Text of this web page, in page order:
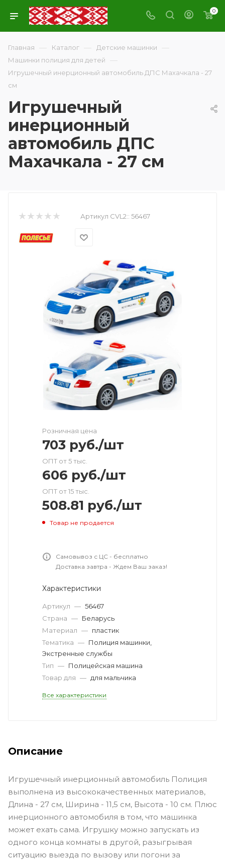
0
Главная — Каталог — Детские машинки —
Машинки полиция для детей —
Игрушечный инерционный автомобиль ДПС Махачкала - 27
см
Игрушечный
инерционный
автомобиль ДПС
Махачкала - 27 см
Артикул CVL2:: 56467
Розничная цена
703 руб./шт
ОПТ от 5 тыс.
606 руб./шт
ОПТ от 15 тыс.
508.81 руб./шт
Товар не продается
Самовывоз с ЦС - бесплатно
Доставка завтра - Ждем Ваш заказ!
Характеристики
Артикул — 56467
Страна — Беларусь
Материал — пластик
Тематика — Полиция машинки,
Экстренные службы
Тип — Полицейская машина
Товар для — для мальчика
Все характеристики
Описание
Игрушечный инерционный автомобиль Полиция
выполнена из высококачественных материалов,
Длина - 27 см, Ширина - 11,5 см, Высота - 10 см. Плюс
инерционного автомобиля в том, что машинка
может ехать сама. Игрушку можно запускать из
одного конца комнаты в другой, разыгрывая
ситуацию выезда по вызову или погони за